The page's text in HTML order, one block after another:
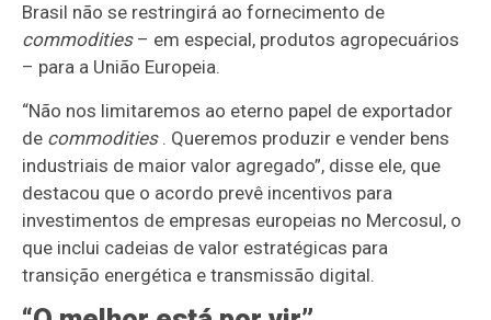
Brasil não se restringirá ao fornecimento de
commodities– em especial, produtos agropecuários
– para a União Europeia.
“Não nos limitaremos ao eterno papel de exportador
de commodities. Queremos produzir e vender bens
industriais de maior valor agregado”, disse ele, que
destacou que o acordo prevê incentivos para
investimentos de empresas europeias no Mercosul, o
que inclui cadeias de valor estratégicas para
transição energética e transmissão digital.